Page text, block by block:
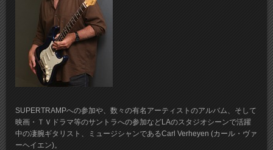
SUPERTRAMPへの参加や、数々の有名アーティストのアルバム、そして
映画・ＴＶドラマ等のサントラへの参加などLAのスタジオシーンで活躍
中の凄腕ギタリスト、ミュージシャンであるCarl Verheyen (カール・ヴァ
ーヘイエン)。